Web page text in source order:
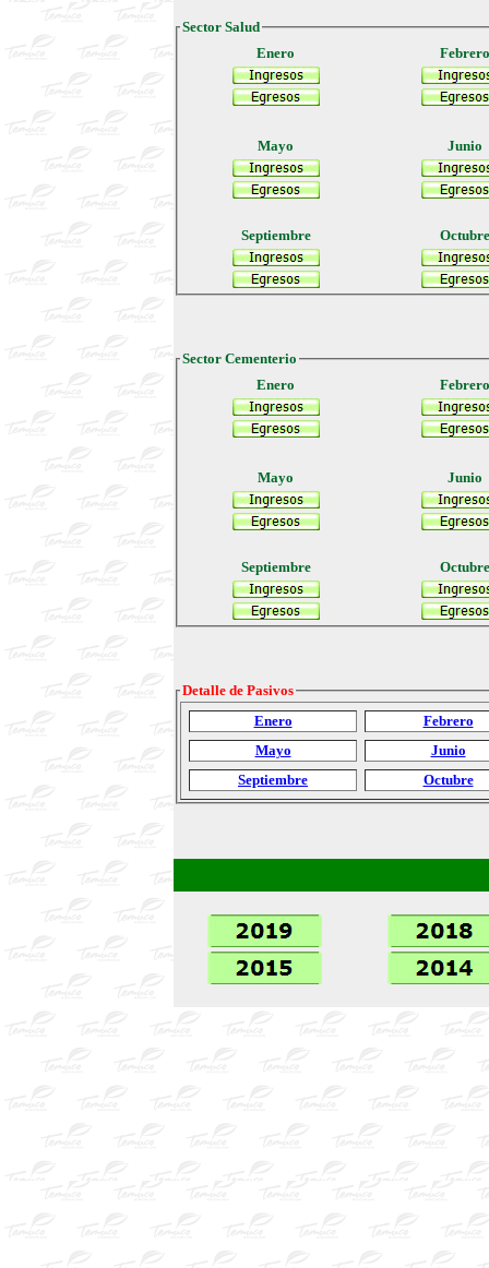
Sector Salud
Enero
Febrero
Mayo Junio
Septiembre Octubre
Sector Cementerio
Enero
Febrero
Mayo Junio
Septiembre Octubre
Detalle de Pasivos
Enero
Febrero
Mayo
Junio
Septiembre
Octubre